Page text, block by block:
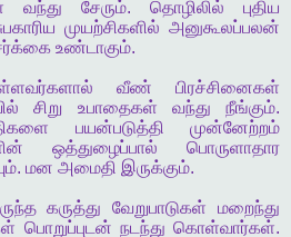
வந்து சேரும். தொழிலில்
புதிய
முயற்சிகளில் அனுகூலப்பலன்
உண்டாகும்.
வீண்
பிரச்சினைகள்
சிறு உபாதைகள் வந்து நீங்கும்.
பயன்படுத்தி
முன்னேற்றம்
ஒத்துழைப்பால்
பொருளாதார
. மன அமைதி இருக்கும்.
கருத்து வேறுபாடுகள்
மறைந்து
பொறுப்புடன் நடந்து கொள்வார்கள்.